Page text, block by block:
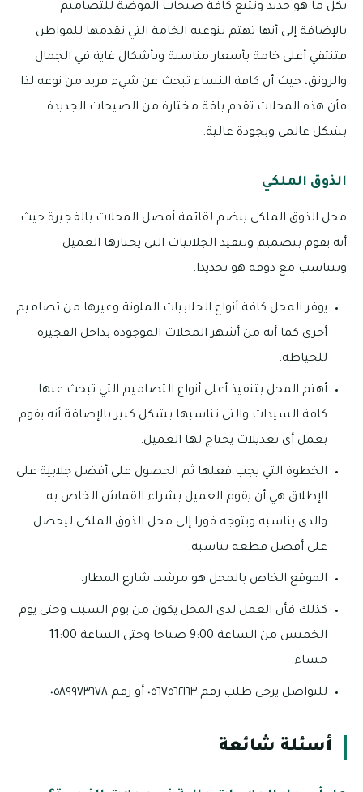
بكل ما هو جديد وتتبع كافة صيحات الموضة للتصاميم
بالإضافة إلى أنها تهتم بنوعيه الخامة التي تقدمها للمواطن
فتنتقي أعلى خامة بأسعار مناسبة وبأشكال غاية في الجمال
والرونق، حيث أن كافة النساء تبحث عن شيء فريد من نوعه لذا
فأن هذه المحلات تقدم باقة مختارة من الصيحات الجديدة
بشكل عالمي وبجودة عالية.
الذوق الملكي
محل الذوق الملكي ينضم لقائمة أفضل المحلات بالفجيرة حيث
أنه يقوم بتصميم وتنفيذ الجلابيات التي يختارها العميل
وتتناسب مع ذوقه هو تحديدا.
يوفر المحل كافة أنواع الجلابيات الملونة وغيرها من تصاميم
أخرى كما أنه من أشهر المحلات الموجودة بداخل الفجيرة
للخياطة.
أهتم المحل بتنفيذ أعلى أنواع التصاميم التي تبحث عنها
كافة السيدات والتي تناسبها بشكل كبير بالإضافة أنه يقوم
بعمل أي تعديلات يحتاج لها العميل.
الخطوة التي يجب فعلها ثم الحصول على أفضل جلابية على
الإطلاق هي أن يقوم العميل بشراء القماش الخاص به
والذي يناسبه ويتوجه فورا إلى محل الذوق الملكي ليحصل
على أفضل قطعة تناسبه.
الموقع الخاص بالمحل هو مرشد، شارع المطار.
كذلك فأن العمل لدى المحل يكون من يوم السبت وحتى يوم
الخميس من الساعة 9:00 صباحا وحتى الساعة 11:00
مساء.
للتواصل يرجى طلب رقم ٠٥٦٧٥٦٢١٦٣ أو رقم ٠٥٨٩٩٧٣٦٧٨.
أسئلة شائعة